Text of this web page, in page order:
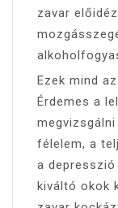
zavar
Ezek mind
Érdemes a
félelem, a
a
kiváltó okok